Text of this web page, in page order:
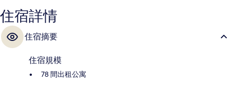
住宿詳情
住宿摘要
住宿規模
78 間出租公寓